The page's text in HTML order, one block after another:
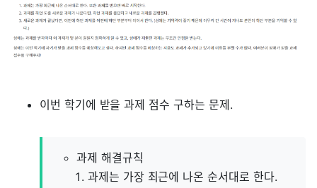
이번 학기에 받을 과제 점수 구하는 문제.
과제 해결규칙
과제는 가장 최근에 나온 순서대로 한다.